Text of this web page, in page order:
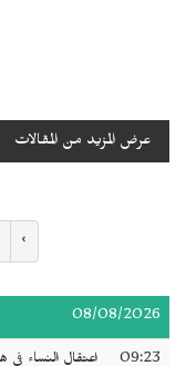
عرض المزيد من المقالات
›
08/08/2026
09:23 اعتقال النساء